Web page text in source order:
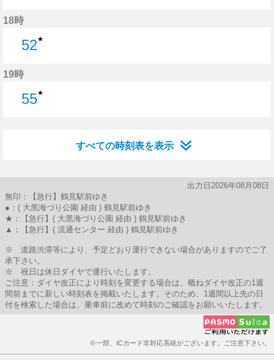
18時
52★
19時
55★
すべての時刻表を表示
出力日2026年08月08日
無印：【急行】鶴見駅前ゆき
●：( 大黒海づり公園 経由 ) 鶴見駅前ゆき
★：【急行】( 大黒海づり公園 経由 ) 鶴見駅前ゆき
▲：【急行】( 流通センター 経由 ) 鶴見駅前ゆき
※ 道路渋滞等により、予定どおり運行できない場合がありますのでご了
承下さい。
※ 祝日は休日ダイヤで運行いたします。
ご注意：ダイヤ改正により時刻を変更する場合は、概ねダイヤ改正の1週
間前までに新しい時刻表を掲載いたします。そのため、1週間以上先の日
付を検索した場合は、乗車前に改めて時刻のご確認をお願いいたします。
※一部、ICカード非対応系統がございます。ご注意下さい。